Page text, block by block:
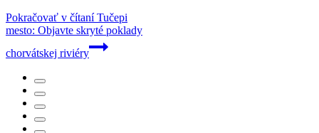
Pokračovať v čítaníTučepi
mesto: Objavte skryté poklady
chorvátskej riviéry